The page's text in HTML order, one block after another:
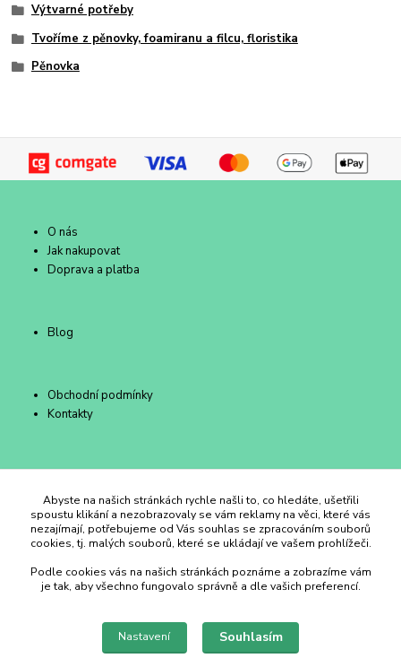
Výtvarné potřeby
Tvoříme z pěnovky, foamiranu a filcu, floristika
Pěnovka
O nás
Jak nakupovat
Doprava a platba
Blog
Obchodní podmínky
Kontakty
Duhový Ateliér Kroměříž
+420 734 258 002
duhovyatelier@email.cz
Abyste na našich stránkách rychle našli to, co hledáte, ušetřili
spoustu klikání a nezobrazovaly se vám reklamy na věci, které vás
nezajímají, potřebujeme od Vás souhlas se zpracováním souborů
cookies, tj. malých souborů, které se ukládají ve vašem prohlížeči.
Podle cookies vás na našich stránkách poznáme a zobrazíme vám
je tak, aby všechno fungovalo správně a dle vašich preferencí.
Nastavení Souhlasím